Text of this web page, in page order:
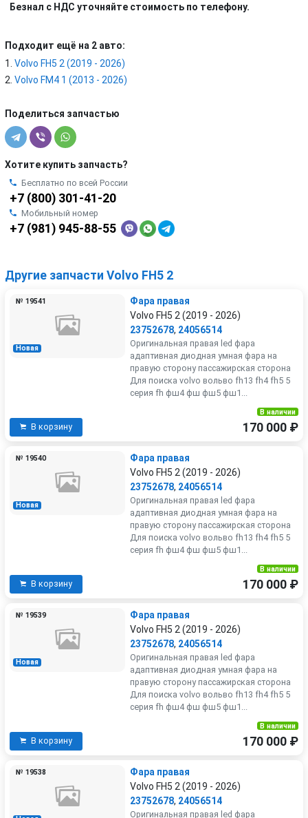
Безнал с НДС уточняйте стоимость по телефону.
Подходит ещё на 2 авто:
Volvo FH5 2 (2019 - 2026)
Volvo FM4 1 (2013 - 2026)
Поделиться запчастью
Хотите купить запчасть?
Бесплатно по всей России
+7 (800) 301-41-20
Мобильный номер
+7 (981) 945-88-55
Другие запчасти Volvo FH5 2
Новая
№ 19541
Фара правая
Volvo FH5 2 (2019 - 2026)
23752678, 24056514
Оригинальная правая led фара
адаптивная диодная умная фара на
правую сторону пассажирская сторона
Для поиска volvo вольво fh13 fh4 fh5 5
серия fh фш4 фш фш5 фш1...
В корзину
В наличии
170 000 ₽
Новая
№ 19540
Фара правая
Volvo FH5 2 (2019 - 2026)
23752678, 24056514
Оригинальная правая led фара
адаптивная диодная умная фара на
правую сторону пассажирская сторона
Для поиска volvo вольво fh13 fh4 fh5 5
серия fh фш4 фш фш5 фш1...
В корзину
В наличии
170 000 ₽
Новая
№ 19539
Фара правая
Volvo FH5 2 (2019 - 2026)
23752678, 24056514
Оригинальная правая led фара
адаптивная диодная умная фара на
правую сторону пассажирская сторона
Для поиска volvo вольво fh13 fh4 fh5 5
серия fh фш4 фш фш5 фш1...
В корзину
В наличии
170 000 ₽
№ 19538
Фара правая
Volvo FH5 2 (2019 - 2026)
23752678, 24056514
Оригинальная правая led фара